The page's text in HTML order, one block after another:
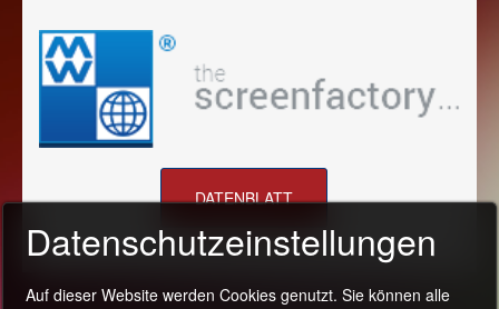
DATENBLATT
Datenschutzeinstellungen
Auf dieser Website werden Cookies genutzt. Sie können alle